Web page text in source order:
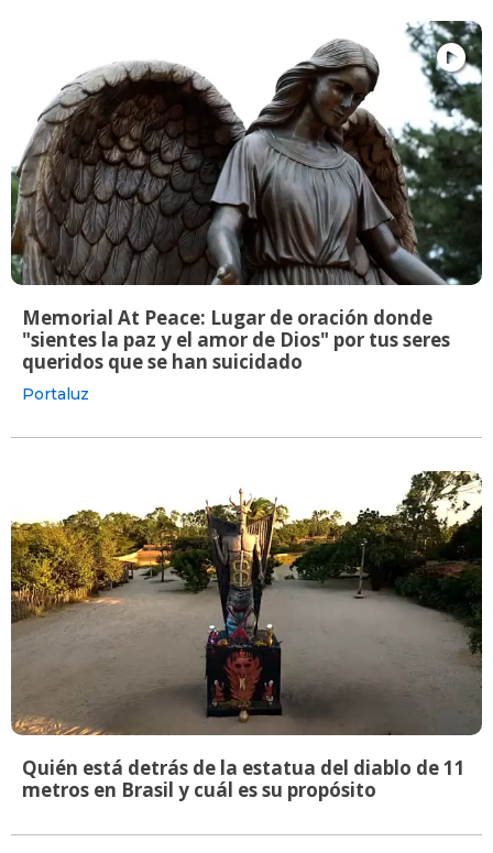
Memorial At Peace: Lugar de oración donde
"sientes la paz y el amor de Dios" por tus seres
queridos que se han suicidado
Portaluz
Quién está detrás de la estatua del diablo de 11
metros en Brasil y cuál es su propósito